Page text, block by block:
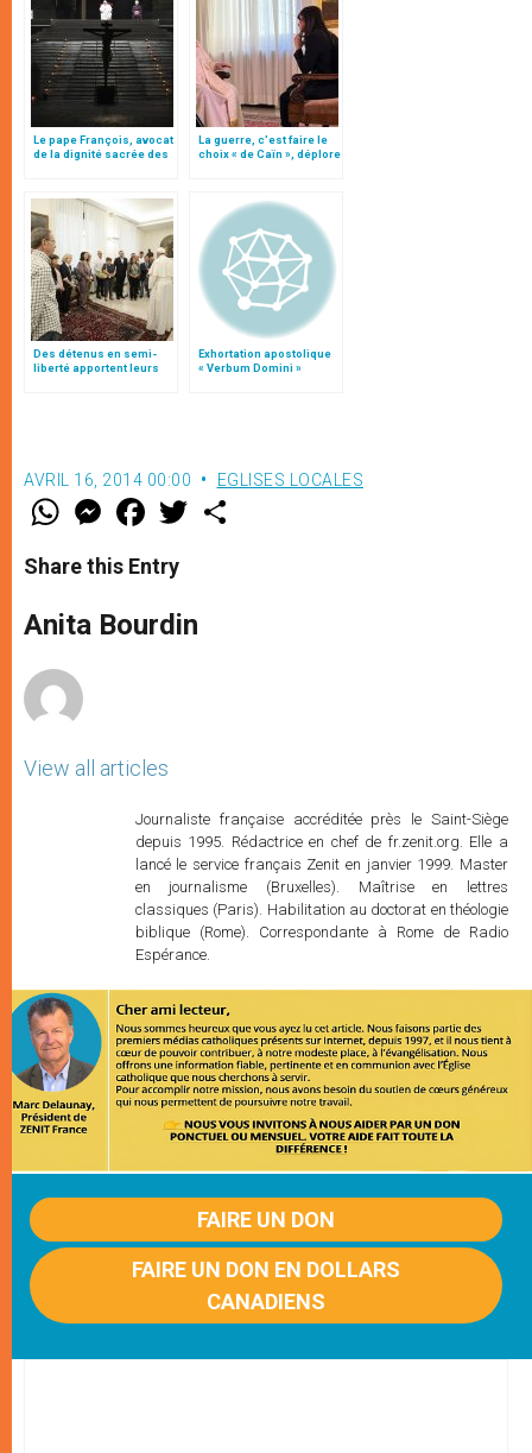
Le pape François, avocat
de la dignité sacrée des
La guerre, c’est faire le
choix « de Caïn », déplore
Des détenus en semi-
liberté apportent leurs
Exhortation apostolique
« Verbum Domini »
AVRIL 16, 2014 00:00 EGLISES LOCALES
W
t
s
p
p
M
e
s
e
g
e
F
a
e
b
o
k
w
r
Share this Entry
Anita Bourdin
View all articles
Journaliste française accréditée près le Saint-Siège
depuis 1995. Rédactrice en chef de fr.zenit.org. Elle a
lancé le service français Zenit en janvier 1999. Master
en journalisme (Bruxelles). Maîtrise en lettres
classiques (Paris). Habilitation au doctorat en théologie
biblique (Rome). Correspondante à Rome de Radio
Espérance.
FAIRE UN DON
FAIRE UN DON EN DOLLARS
CANADIENS